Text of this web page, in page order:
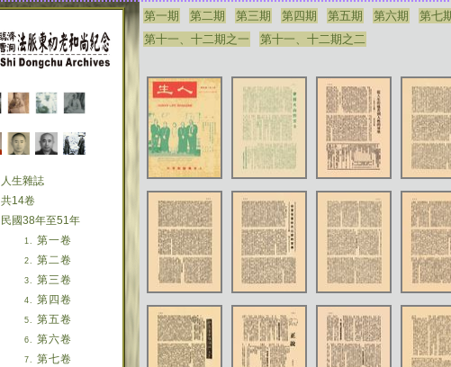
人生雜誌
共14卷
民國38年至51年
第一卷
第二卷
第三卷
第四卷
第五卷
第六卷
第七卷
第一期 第二期 第三期 第四期 第五期 第六期 第七
第十一、十二期之一
第十一、十二期之二